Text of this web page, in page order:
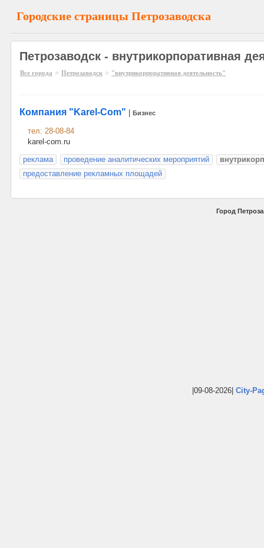
Городские страницы Петрозаводска
Петрозаводск - внутрикорпоративная
Все города » Петрозаводск » "внутрикорпоративная деятельность"
Компания "Karel-Com" Бизнес
тел: 28-08-84
karel-com.ru
реклама
проведение аналитических мероприятий
предоставление рекламных площадей
Город
|09-08-2026| City-